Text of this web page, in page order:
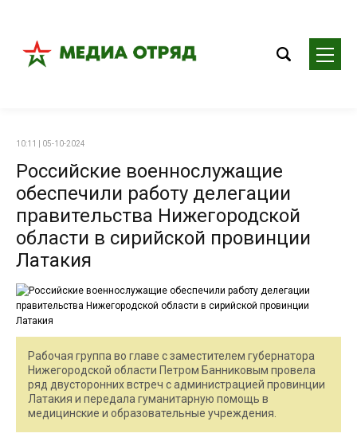
10:11 | 05-10-2024
Российские военнослужащие
обеспечили работу делегации
правительства Нижегородской
области в сирийской провинции
Латакия
Рабочая группа во главе с заместителем губернатора
Нижегородской области Петром Банниковым провела
ряд двусторонних встреч с администрацией провинции
Латакия и передала гуманитарную помощь в
медицинские и образовательные учреждения.